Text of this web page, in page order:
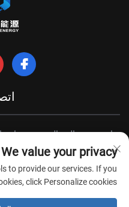
شارع شينهي الشمالي، مدينة
+86-18949493005
We value your privacy
to provide our services. If you
click Personalize cookies.